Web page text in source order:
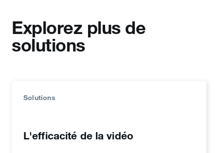
Explorez plus de
solutions
Solutions
L'efficacité de la vidéo